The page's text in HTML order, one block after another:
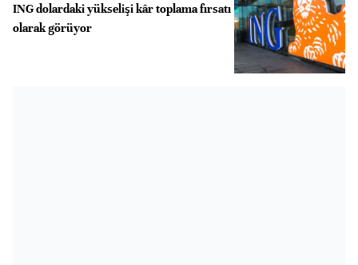
ING dolardaki yükselişi kâr toplama fırsatı
olarak görüyor